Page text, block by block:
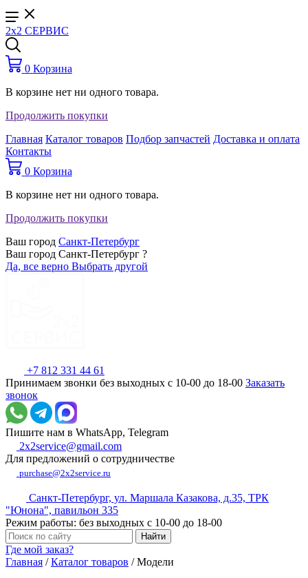
2x2 СЕРВИС
0 Корзина
В корзине нет ни одного товара.
Продолжить покупки
Главная Каталог товаров Подбор запчастей Доставка и оплата
Контакты
0 Корзина
В корзине нет ни одного товара.
Продолжить покупки
Ваш город Санкт-Петербург
Ваш город Санкт-Петербург ?
Да, все верно Выбрать другой
+7 812 331 44 61
Принимаем звонки без выходных с 10-00 до 18-00 Заказать
звонок
Пишите нам в WhatsApp, Telegram
2x2service@gmail.com
Для предложений о сотрудничестве
purchase@2x2service.ru
Санкт-Петербург, ул. Маршала Казакова, д.35, ТРК
"Юнона", павильон 335
Режим работы: без выходных с 10-00 до 18-00
Где мой заказ?
Главная /Каталог товаров /Модели